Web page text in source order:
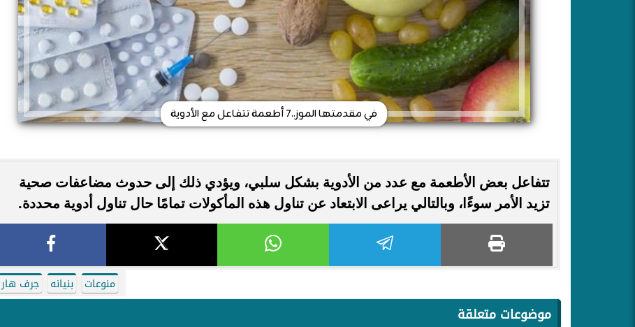
في مقدمتها الموز..7 أطعمة تتفاعل مع الأدوية
تتفاعل بعض الأطعمة مع عدد من الأدوية بشكل سلبي، ويؤدي ذلك إلى حدوث مضاعفات صحية
تزيد الأمر سوءًا، وبالتالي يراعى الابتعاد عن تناول هذه المأكولات تمامًا حال تناول أدوية محددة.
منوعات بنيانه جرف هار
موضوعات متعلقة